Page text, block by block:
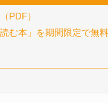
PDF）
む本」を期間限定で無